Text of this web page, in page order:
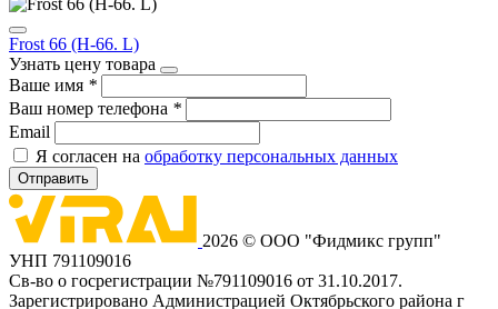
Frost 66 (Н-66. L)
Узнать цену товара
Ваше имя *
Ваш номер телефона *
Email
Я согласен на обработку персональных данных
Отправить
2026 © ООО "Фидмикс групп"
УНП 791109016
Св-во о госрегистрации №791109016 от 31.10.2017.
Зарегистрировано Администрацией Октябрьского района г